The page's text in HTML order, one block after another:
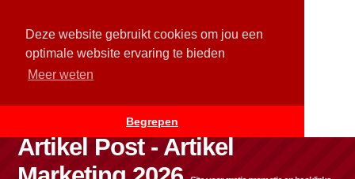
Deze website gebruikt cookies om jou een
optimale website ervaring te bieden
Meer weten
Begrepen
Artikel Post - Artikel